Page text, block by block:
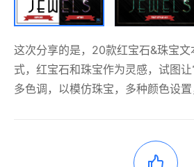
这次分享的是，20款红宝石&珠宝文
式，红宝石和珠宝作为灵感，试图
多色调，以模仿珠宝，多种颜色设